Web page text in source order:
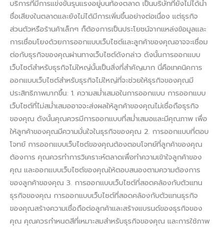
บริการที่มีการแข่งขันรุนแรงอยู่บนท้องตลาด เป็นบริษัทที่ยังไม่ได้นำ
ชื่อเสียงในตลาดและยังไม่ได้มีการเพิ่มขึ้นอย่างต่อเนื่อง แต่ธุรกิจ
ส่วนตัวหรือร้านค้าเล็กๆ ก็ต้องการเป็นประโยชน์จากแหล่งข้อมูลและ
การเชื่อมโยงด้วยการออกแบบเว็บไซต์และลูกค้าของคุณอาจจะเชื่อม
ต่อกับธุรกิจของคุณผ่านทางเว็บไซต์ดังกล่าว ดังนั้นการออกแบบ
เว็บไซต์สำหรับธุรกิจไม่ใหญ่นั้นเป็นสิ่งที่สำคัญมาก นี่คือเทคนิคการ
ออกแบบเว็บไซต์สำหรับธุรกิจไม่ใหญ่ที่จะช่วยให้ธุรกิจของคุณมี
ประสิทธิภาพมากขึ้น: 1. ความสม่ำเสมอในการออกแบบ การออกแบบ
เว็บไซต์ที่ไม่สม่ำเสมออาจจะส่งผลให้ลูกค้าของคุณไม่เชื่อถือธุรกิจ
ของคุณ ดังนั้นคุณควรมีการออกแบบที่สม่ำเสมอและมีคุณภาพ เพื่อ
ให้ลูกค้าของคุณมีความมั่นใจในธุรกิจของคุณ 2. การออกแบบที่ตอบ
โจทย์ การออกแบบเว็บไซต์ของคุณต้องตอบโจทย์ที่ลูกค้าของคุณ
ต้องการ คุณควรทำการวิเคราะห์ตลาดเพื่อทำความเข้าใจลูกค้าของ
คุณ และออกแบบเว็บไซต์ของคุณให้ตอบสนองตามความต้องการ
ของลูกค้าของคุณ 3. การออกแบบเว็บไซต์ที่สอดคล้องกับตัวแทน
ธุรกิจของคุณ การออกแบบเว็บไซต์ที่สอดคล้องกับตัวแทนธุรกิจ
ของคุณสร้างความเชื่อถือต่อลูกค้าและสร้างแบรนด์ของธุรกิจของ
คุณ คุณควรกำหนดสีที่เหมาะสมสำหรับธุรกิจของคุณ และการใช้ภาพ